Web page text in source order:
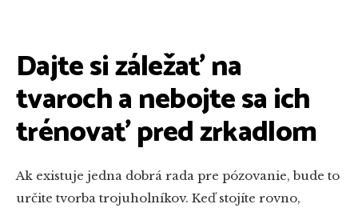
Dajte si záležať na
tvaroch a nebojte sa ich
trénovať pred zrkadlom
Ak existuje jedna dobrá rada pre pózovanie, bude to
určite tvorba trojuholníkov. Keď stojíte rovno,